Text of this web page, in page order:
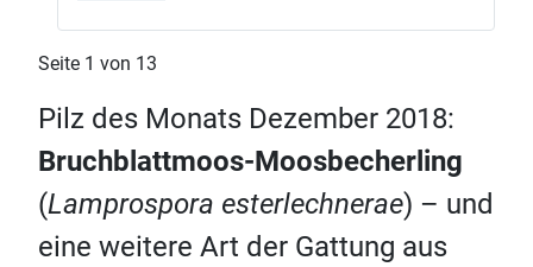
Seite 1 von 13
Pilz des Monats Dezember 2018:
Bruchblattmoos-Moosbecherling
(Lamprospora esterlechnerae) – und
eine weitere Art der Gattung aus